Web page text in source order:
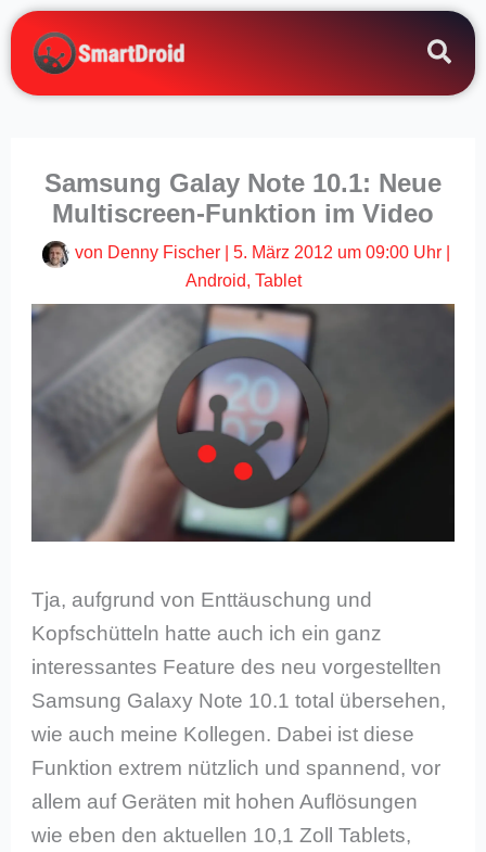
Zum
Inhalt
springen
Samsung Galay Note 10.1: Neue
Multiscreen-Funktion im Video
von Denny Fischer 5. März 2012 um 09:00 Uhr|
Android, Tablet
Tja, aufgrund von Enttäuschung und
Kopfschütteln hatte auch ich ein ganz
interessantes Feature des neu vorgestellten
Samsung Galaxy Note 10.1 total übersehen,
wie auch meine Kollegen. Dabei ist diese
Funktion extrem nützlich und spannend, vor
allem auf Geräten mit hohen Auflösungen
wie eben den aktuellen 10,1 Zoll Tablets,